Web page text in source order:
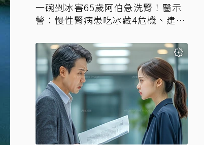
一碗剉冰害65歲阿伯急洗腎！醫示
警：慢性腎病患吃冰藏4危機、建議